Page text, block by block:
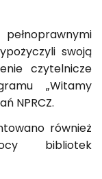
swoją
czytelnicze
„Witamy
NPRCZ.
również
bibliotek